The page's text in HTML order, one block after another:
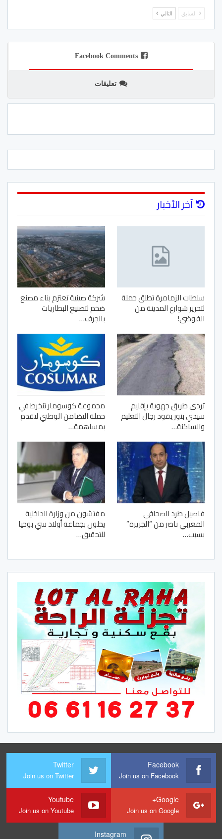
السابق التالي
Facebook Comments
تعليقات
آخر الأخبار
سلطات الزمامرة تطلق حملة
لتحرير شوارع المدينة من
الفوضى!
شركة صينية تعتزم بناء مصنع
ضخم لتصنيع البطاريات
بالجرف…
تردي طريق جهوية بإقليم
سيدي بنور يقود رجال التعليم
والساكنة…
مجموعة كوسومار تنخرط في
حملة التضامن الوطني لتقدم
بمساهمة…
فاصيل طرد الصحافي
المغربي ناصر من “الجزيرة”
بسبب…
مفتشون من وزارة الداخلية
يحلون بجماعة أولاد سي بوحيا
للتحقيق…
Facebook
Join us on Facebook
Twitter
Join us on Twitter
Google+
Join us on Google
Youtube
Join us on Youtube
Instagram